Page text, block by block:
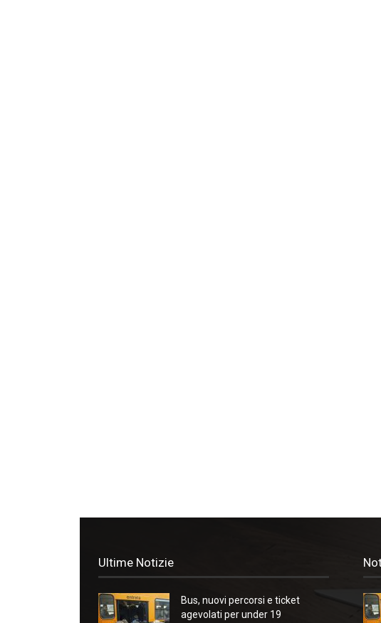
Ultime Notizie
Bus, nuovi percorsi e ticket
agevolati per under 19